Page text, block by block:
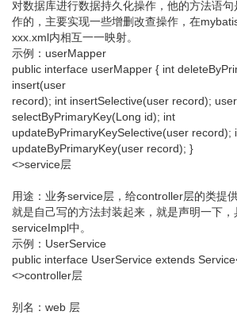
对数据库进行数据持久化操作，他的方法语
作的，主要实现一些增删改查操作，在
xxx.xml内相互一一映射。
示例：userMapper
public interface userMapper { int
insert(user
record); int insertSelective(user record); user
selectByPrimaryKey(Long id); int
updateByPrimaryKeySelective(user record);
updateByPrimaryKey(user record); }
<>service层
用途：业务service层，给controller层的类提
就是自己写的方法封装起来，就是声明一下，
serviceImpl中。
示例：UserService
public interface UserService extends
<>controller层
别名：web 层